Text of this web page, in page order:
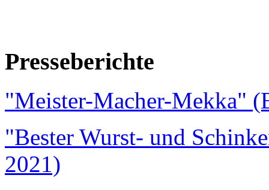
Presseberichte
"Meister-Macher-Mekka"
"Bester Wurst- und
2021)